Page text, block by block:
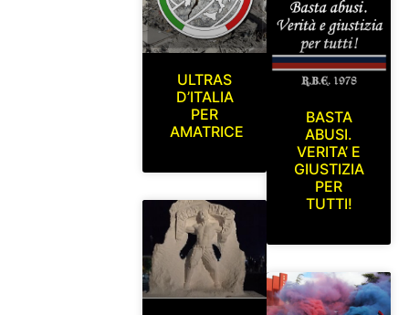
ULTRAS
D’ITALIA
PER
AMATRICE
BASTA
ABUSI.
VERITA’ E
GIUSTIZIA
PER
TUTTI!